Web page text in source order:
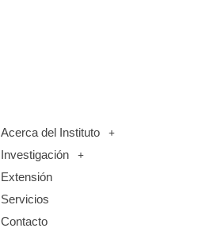
Acerca del Instituto
Investigación
Extensión
Servicios
Contacto